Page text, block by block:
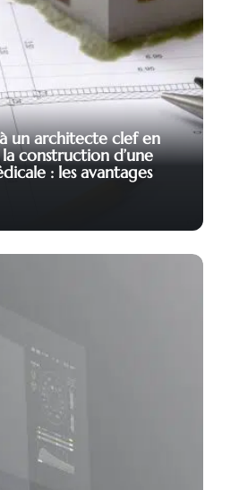
un architecte clef en
construction d’une
: les avantages